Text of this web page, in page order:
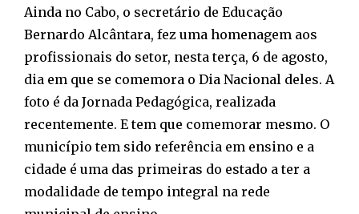
Ainda no Cabo, o secretário de Educação
Bernardo Alcântara, fez uma homenagem aos
profissionais do setor, nesta terça, 6 de agosto,
dia em que se comemora o Dia Nacional deles. A
foto é da Jornada Pedagógica, realizada
recentemente. E tem que comemorar mesmo. O
município tem sido referência em ensino e a
cidade é uma das primeiras do estado a ter a
modalidade de tempo integral na rede